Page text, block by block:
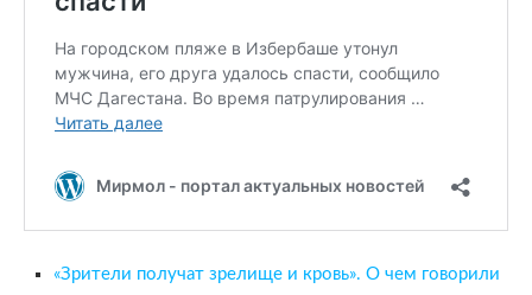
«Зрители получат зрелище и кровь». О чем говорили